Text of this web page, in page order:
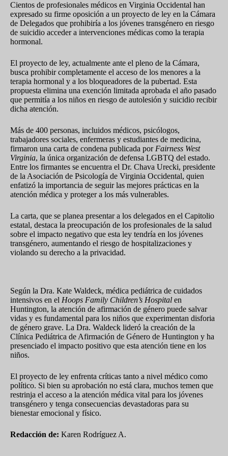
Cientos de profesionales médicos en Virginia Occidental han
expresado su firme oposición a un proyecto de ley en la Cámara
de Delegados que prohibiría a los jóvenes transgénero en riesgo
de suicidio acceder a intervenciones médicas como la terapia
hormonal.
El proyecto de ley, actualmente ante el pleno de la Cámara,
busca prohibir completamente el acceso de los menores a la
terapia hormonal y a los bloqueadores de la pubertad. Esta
propuesta elimina una exención limitada aprobada el año pasado
que permitía a los niños en riesgo de autolesión y suicidio recibir
dicha atención.
Más de 400 personas, incluidos médicos, psicólogos,
trabajadores sociales, enfermeras y estudiantes de medicina,
firmaron una carta de condena publicada por Fairness West
Virginia, la única organización de defensa LGBTQ del estado.
Entre los firmantes se encuentra el Dr. Chava Urecki, presidente
de la Asociación de Psicología de Virginia Occidental, quien
enfatizó la importancia de seguir las mejores prácticas en la
atención médica y proteger a los más vulnerables.
La carta, que se planea presentar a los delegados en el Capitolio
estatal, destaca la preocupación de los profesionales de la salud
sobre el impacto negativo que esta ley tendría en los jóvenes
transgénero, aumentando el riesgo de hospitalizaciones y
violando su derecho a la privacidad.
Según la Dra. Kate Waldeck, médica pediátrica de cuidados
intensivos en el Hoops Family Children’s Hospital en
Huntington, la atención de afirmación de género puede salvar
vidas y es fundamental para los niños que experimentan disforia
de género grave. La Dra. Waldeck lideró la creación de la
Clínica Pediátrica de Afirmación de Género de Huntington y ha
presenciado el impacto positivo que esta atención tiene en los
niños.
El proyecto de ley enfrenta críticas tanto a nivel médico como
político. Si bien su aprobación no está clara, muchos temen que
restrinja el acceso a la atención médica vital para los jóvenes
transgénero y tenga consecuencias devastadoras para su
bienestar emocional y físico.
Redacción de: Karen Rodríguez A.